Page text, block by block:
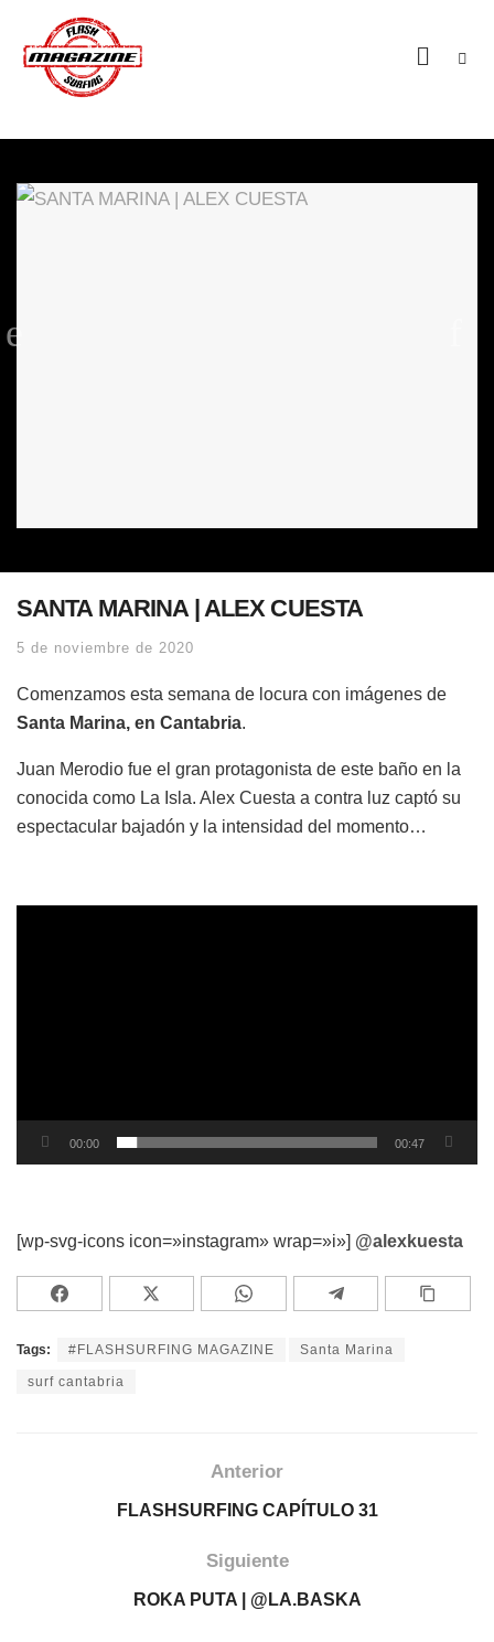
SANTA MARINA | ALEX CUESTA
5 de noviembre de 2020
Comenzamos esta semana de locura con imágenes de
Santa Marina, en Cantabria.
Juan Merodio fue el gran protagonista de este baño en la
conocida como La Isla. Alex Cuesta a contra luz captó su
espectacular bajadón y la intensidad del momento…
00:00 00:47
[wp-svg-icons icon=»instagram» wrap=»i»] @alexkuesta
Tags: #FLASHSURFING MAGAZINE Santa Marina
surf cantabria
Anterior
FLASHSURFING CAPÍTULO 31
Siguiente
ROKA PUTA | @LA.BASKA